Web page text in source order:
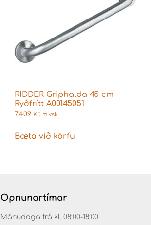
RIDDER Griphalda 45 cm
Ryðfrítt A00145051
7.409 kr. m vsk
Bæta við körfu
Opnunartímar
Mánudaga frá kl. 08:00-18:00